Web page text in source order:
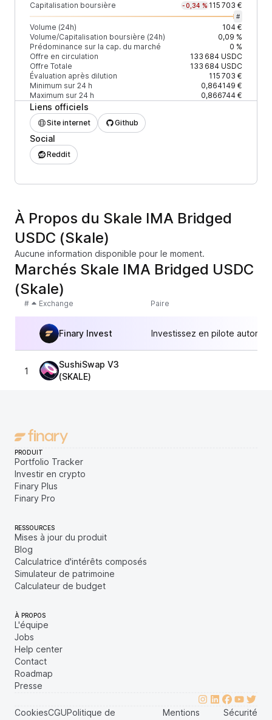
Capitalisation boursière -0,34 % 115 703 €
#
Volume (24h)
104 €
Volume/Capitalisation boursière (24h)
0,09 %
Prédominance sur la cap. du marché
0 %
Offre en circulation
133 684USDC
Offre Totale
133 684USDC
Évaluation après dilution
115 703 €
Minimum sur 24 h
0,864149 €
Maximum sur 24 h
0,866744 €
Liens officiels
Site internet Github
Social
Reddit
À Propos du Skale IMA Bridged
USDC (Skale)
Aucune information disponible pour le moment.
Marchés Skale IMA Bridged USDC
(Skale)
# Exchange Paire
Finary Invest Investissez en pilote
1
SushiSwap V3
(SKALE)
PRODUIT
Portfolio Tracker
Investir en crypto
Finary Plus
Finary Pro
RESSOURCES
Mises à jour du produit
Blog
Calculatrice d'intérêts composés
Simulateur de patrimoine
Calculateur de budget
À PROPOS
L'équipe
Jobs
Help center
Contact
Roadmap
Presse
CookiesCGUPolitique de
Mentions
Sécurité